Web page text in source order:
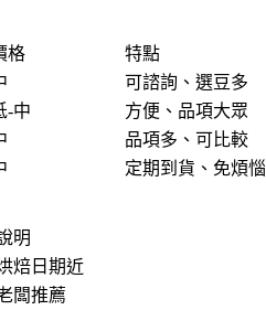
格
特點
可諮詢、選豆多
-中
方便、品項大眾
品項多、可比較
定期到貨、免煩惱
明
焙日期近
闆推薦